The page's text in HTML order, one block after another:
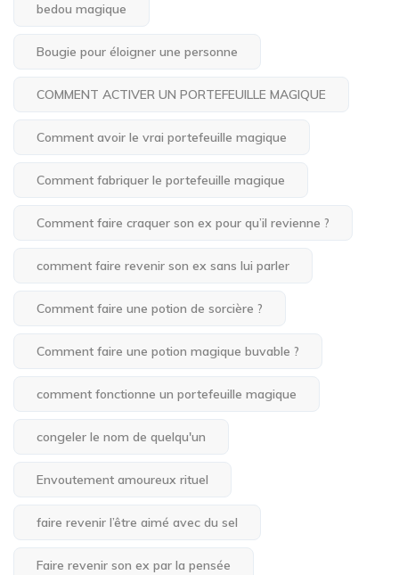
bedou magique
Bougie pour éloigner une personne
COMMENT ACTIVER UN PORTEFEUILLE MAGIQUE
Comment avoir le vrai portefeuille magique
Comment fabriquer le portefeuille magique
Comment faire craquer son ex pour qu’il revienne ?
comment faire revenir son ex sans lui parler
Comment faire une potion de sorcière ?
Comment faire une potion magique buvable ?
comment fonctionne un portefeuille magique
congeler le nom de quelqu'un
Envoutement amoureux rituel
faire revenir l’être aimé avec du sel
Faire revenir son ex par la pensée